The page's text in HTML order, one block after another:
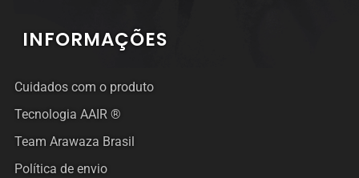
INFORMAÇÕES
Cuidados com o produto
Tecnologia AAIR ®
Team Arawaza Brasil
Política de envio